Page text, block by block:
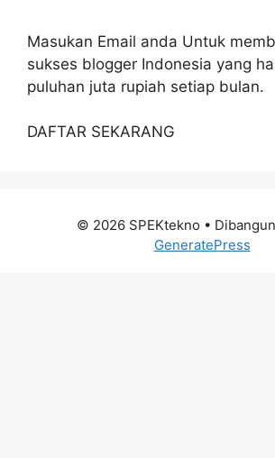
Masukan Email anda Untuk
sukses blogger Indonesia yang
puluhan juta rupiah setiap bulan.
DAFTAR SEKARANG
© 2026 SPEKtekno •
GeneratePress